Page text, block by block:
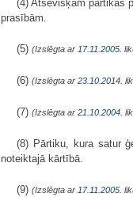
(4) Atsevišķām pārtikas
prasībām.
(5) (Izslēgta ar 17.11.2005 .
(6) (Izslēgta ar 23.10.2014 .
(7) (Izslēgta ar 21.10.2004 .
(8) Pārtiku, kura satur
noteiktajā kārtībā.
(9) (Izslēgta ar 17.11.2005 .